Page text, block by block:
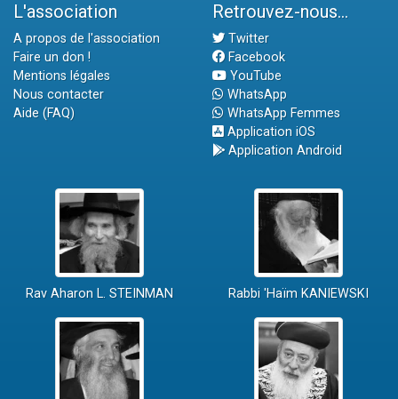
L'association
A propos de l'association
Faire un don !
Mentions légales
Nous contacter
Aide (FAQ)
Retrouvez-nous...
Twitter
Facebook
YouTube
WhatsApp
WhatsApp Femmes
Application iOS
Application Android
Rav Aharon L. STEINMAN Rabbi 'Haïm KANIEWSKI